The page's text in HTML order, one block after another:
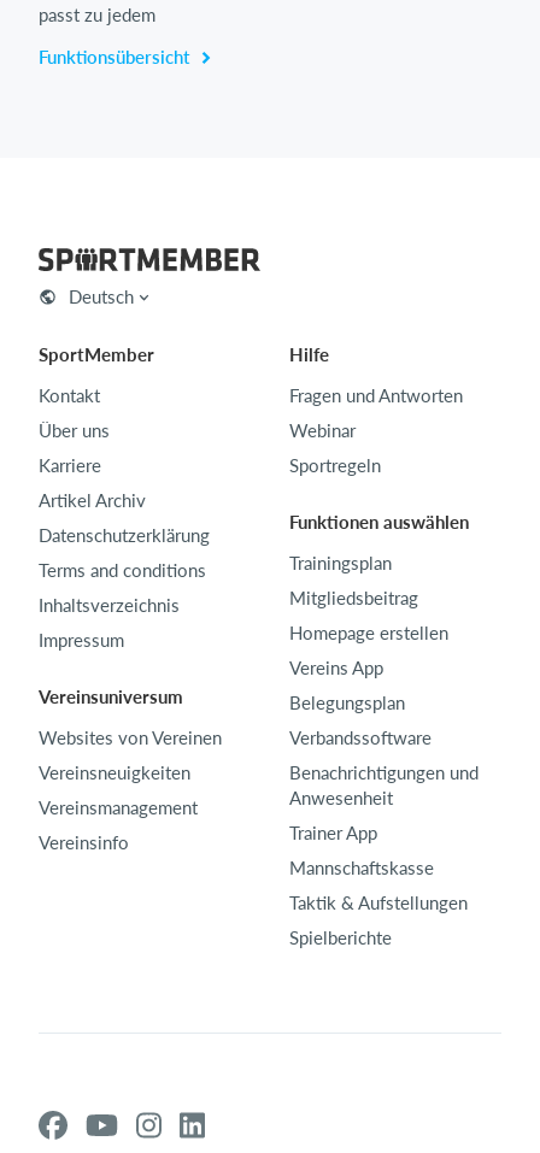
passt zu jedem
Funktionsübersicht
Deutsch
SportMember
Kontakt
Über uns
Karriere
Artikel Archiv
Datenschutzerklärung
Terms and conditions
Inhaltsverzeichnis
Impressum
Vereinsuniversum
Websites von Vereinen
Vereinsneuigkeiten
Vereinsmanagement
Vereinsinfo
Hilfe
Fragen und Antworten
Webinar
Sportregeln
Funktionen auswählen
Trainingsplan
Mitgliedsbeitrag
Homepage erstellen
Vereins App
Belegungsplan
Verbandssoftware
Benachrichtigungen und
Anwesenheit
Trainer App
Mannschaftskasse
Taktik & Aufstellungen
Spielberichte